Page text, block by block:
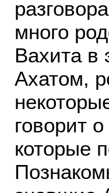
много
Вахита в
Ахатом,
говорит
которые